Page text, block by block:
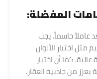
المفضلة:
عاملاً حاسماً. يجب
مثل اختيار الألوان
كما أن اختيار
من جاذبية العقار.